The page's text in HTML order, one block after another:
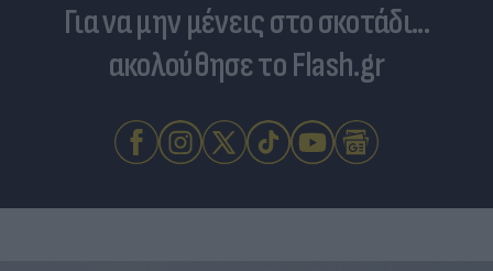
Για να μην μένεις στο σκοτάδι...
ακολούθησε το Flash.gr